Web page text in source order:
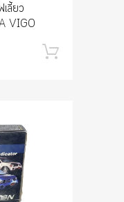
ลี้ยว
VIGO